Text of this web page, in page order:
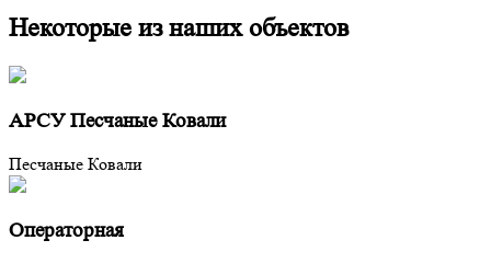
Некоторые из наших объектов
АРСУ Песчаные Ковали
Песчаные Ковали
Операторная